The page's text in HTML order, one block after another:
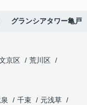
グランシアタワー亀戸
京区
荒川区
千束
元浅草